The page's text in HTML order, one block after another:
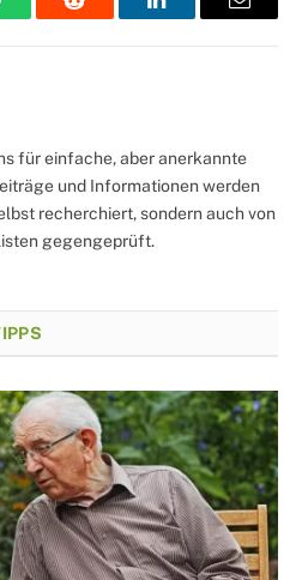
Reddit LinkedInEmail
für einfache, aber anerkannte
und Informationen werden
recherchiert, sondern auch von
gegengeprüft.